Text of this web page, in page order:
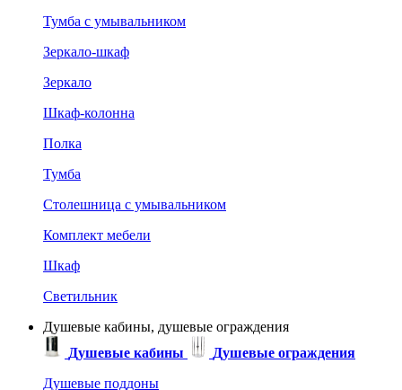
Тумба с умывальником
Зеркало-шкаф
Зеркало
Шкаф-колонна
Полка
Тумба
Столешница с умывальником
Комплект мебели
Шкаф
Светильник
Душевые кабины, душевые ограждения
Душевые кабины
Душевые ограждения
Душевые поддоны